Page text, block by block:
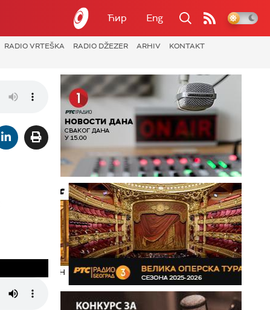
Ћир Eng
RADIO VRTEŠKA RADIO DŽEZER ARHIV
KONTAKT